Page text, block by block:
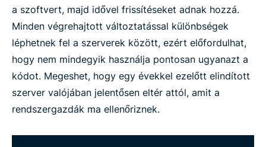
a szoftvert, majd idővel frissítéseket adnak hozzá.
Minden végrehajtott változtatással különbségek
léphetnek fel a szerverek között, ezért előfordulhat,
hogy nem mindegyik használja pontosan ugyanazt a
kódot. Megeshet, hogy egy évekkel ezelőtt elindított
szerver valójában jelentősen eltér attól, amit a
rendszergazdák ma ellenőriznek.